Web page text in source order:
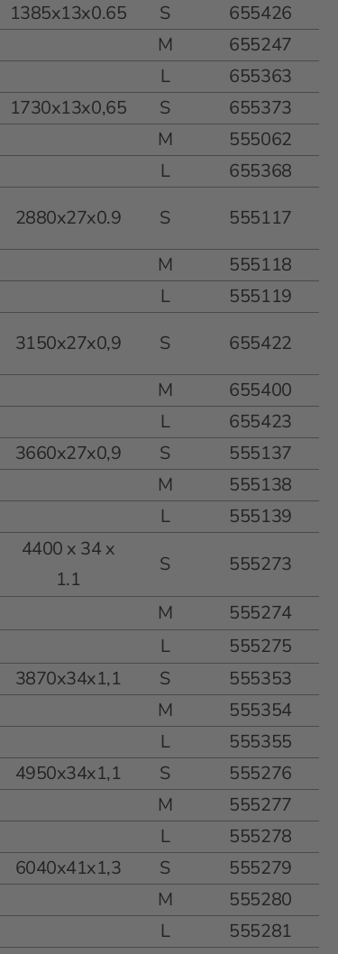
1385x13x0.65 S
655426
M
655247
L
655363
1730x13x0,65 S
655373
M
555062
L
655368
2880x27x0.9 S
555117
M
555118
L
555119
3150x27x0,9 S
655422
M
655400
L
655423
3660x27x0,9 S
555137
M
555138
L
555139
4400 x 34 x
1.1
S
555273
M
555274
L
555275
3870x34x1,1 S
555353
M
555354
L
555355
4950x34x1,1 S
555276
M
555277
L
555278
6040x41x1,3 S
555279
M
555280
L
555281